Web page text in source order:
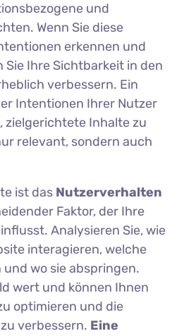
und
Wenn Sie diese
erkennen und
Sie Ihre Sichtbarkeit in den
verbessern. Ein
Intentionen Ihrer Nutzer
zielgerichtete Inhalte zu
relevant, sondern auch
ist das Nutzerverhalten
Faktor, der Ihre
Analysieren Sie, wie
interagieren, welche
wo sie abspringen.
wert und können Ihnen
optimieren und die
verbessern. Eine